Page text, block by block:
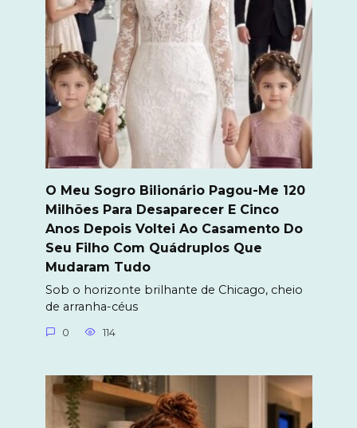
O Meu Sogro Bilionário Pagou-Me 120
Milhões Para Desaparecer E Cinco
Anos Depois Voltei Ao Casamento Do
Seu Filho Com Quádruplos Que
Mudaram Tudo
Sob o horizonte brilhante de Chicago, cheio
de arranha-céus
0 114